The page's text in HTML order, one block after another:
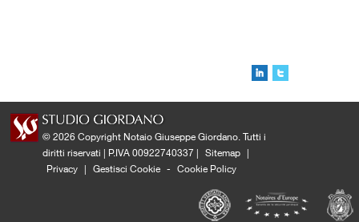
© 2026 Copyright Notaio Giuseppe Giordano. Tutti i
diritti riservati | P.IVA 00922740337 |
Sitemap |
Privacy | Gestisci Cookie - Cookie Policy